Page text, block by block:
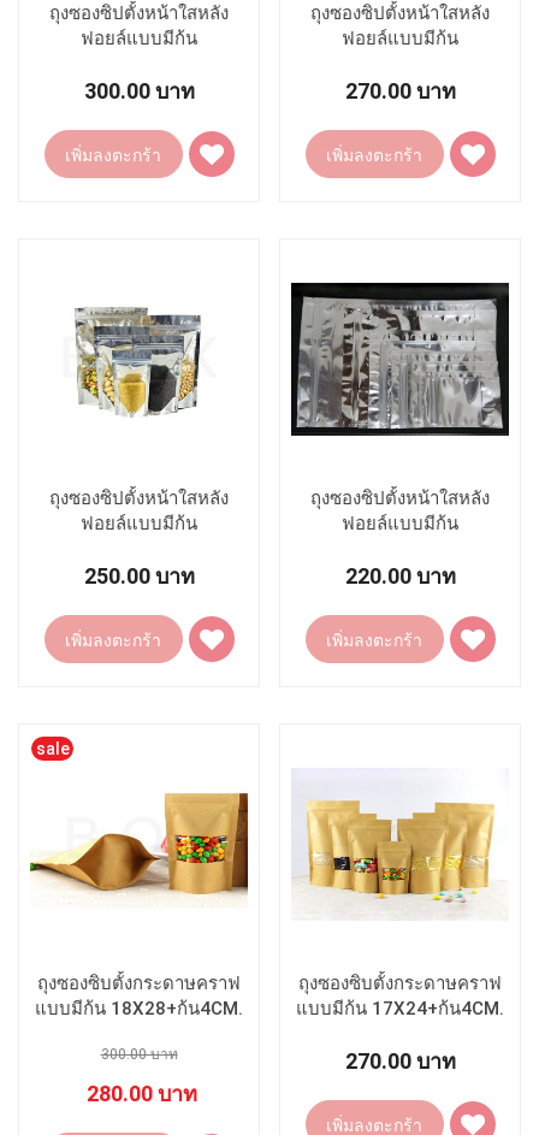
ถุงซองซิปตั้งหน้าใสหลัง
ฟอยล์แบบมีก้น
300.00 บาท
เพิ่มลงตะกร้า
เพิ่ม
ไป
ถุงซองซิปตั้งหน้าใสหลัง
ฟอยล์แบบมีก้น
270.00 บาท
เพิ่มลงตะกร้า
เพิ่ม
ไป
ถุงซองซิปตั้งหน้าใสหลัง
ฟอยล์แบบมีก้น
250.00 บาท
เพิ่มลงตะกร้า
เพิ่ม
ไป
ถุงซองซิปตั้งหน้าใสหลัง
ฟอยล์แบบมีก้น
220.00 บาท
เพิ่มลงตะกร้า
เพิ่ม
ไป
sale
ถุงซองซิบตั้งกระดาษคราฟ
แบบมีก้น 18X28+ก้น4CM.
280.00 บาท
300.00 บาท
ถุงซองซิบตั้งกระดาษคราฟ
แบบมีก้น 17X24+ก้น4CM.
270.00 บาท
เพิ่มลงตะกร้า
เพิ่ม